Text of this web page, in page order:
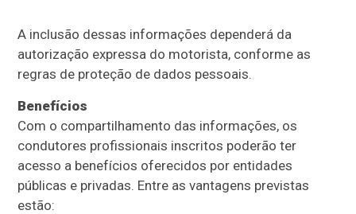
A inclusão dessas informações dependerá da
autorização expressa do motorista, conforme as
regras de proteção de dados pessoais.
Benefícios
Com o compartilhamento das informações, os
condutores profissionais inscritos poderão ter
acesso a benefícios oferecidos por entidades
públicas e privadas. Entre as vantagens previstas
estão: